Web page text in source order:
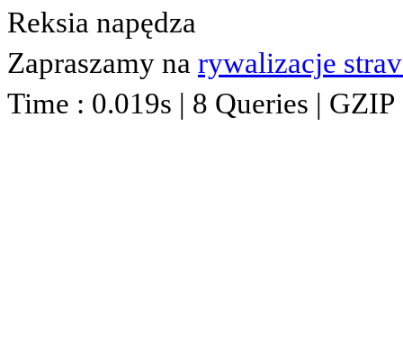
Reksia napędza
Zapraszamy na rywalizacje
Time : 0.019s | 8 Queries |